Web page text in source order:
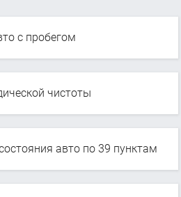
с пробегом
чистоты
авто по 39 пунктам